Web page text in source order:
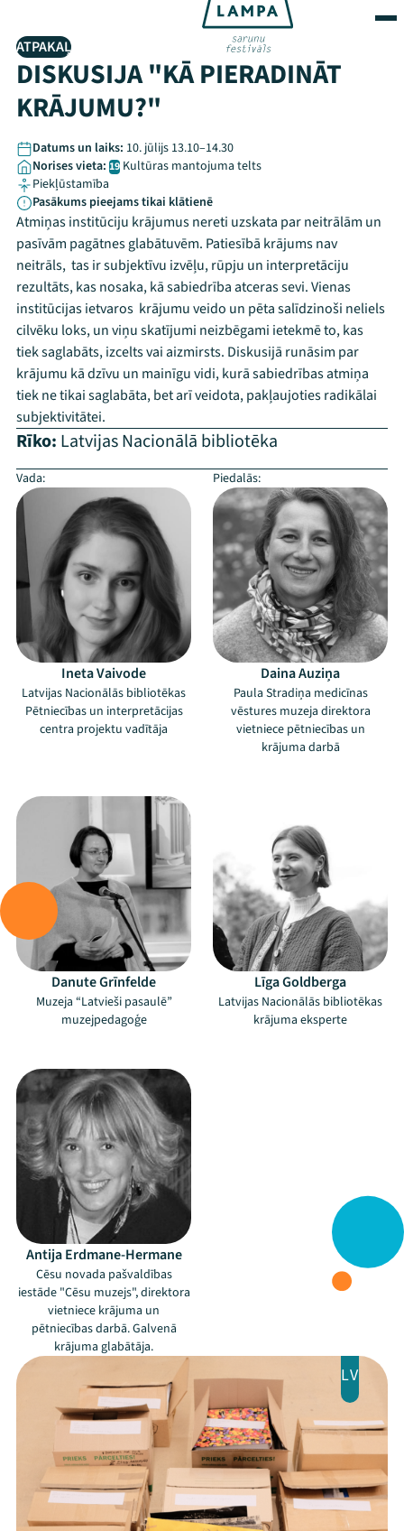
Mana programma
Programma
Arhīvs
Viņi bija LAMPĀ 2026
Jaunumi
Ziedo
ATPAKAĻ
DISKUSIJA "KĀ PIERADINĀT
KRĀJUMU?"
Datums un laiks: 10. jūlijs 13.10–14.30
Norises vieta: 19 Kultūras mantojuma telts
Piekļūstamība
Pasākums pieejams tikai klātienē
Atmiņas institūciju krājumus nereti uzskata par neitrālām un
pasīvām pagātnes glabātuvēm. Patiesībā krājums nav
neitrāls, tas ir subjektīvu izvēļu, rūpju un interpretāciju
rezultāts, kas nosaka, kā sabiedrība atceras sevi. Vienas
institūcijas ietvaros krājumu veido un pēta salīdzinoši neliels
cilvēku loks, un viņu skatījumi neizbēgami ietekmē to, kas
tiek saglabāts, izcelts vai aizmirsts. Diskusijā runāsim par
krājumu kā dzīvu un mainīgu vidi, kurā sabiedrības atmiņa
tiek ne tikai saglabāta, bet arī veidota, pakļaujoties radikālai
subjektivitātei.
Rīko: Latvijas Nacionālā bibliotēka
Vada:
Ineta Vaivode
Latvijas Nacionālās bibliotēkas
Pētniecības un interpretācijas
centra projektu vadītāja
Piedalās:
Daina Auziņa
Paula Stradiņa medicīnas
vēstures muzeja direktora
vietniece pētniecības un
krājuma darbā
Danute Grīnfelde
Muzeja “Latvieši pasaulē”
muzejpedagoģe
Līga Goldberga
Latvijas Nacionālās bibliotēkas
krājuma eksperte
Antija Erdmane-Hermane
Cēsu novada pašvaldības
iestāde "Cēsu muzejs", direktora
vietniece krājuma un
pētniecības darbā. Galvenā
krājuma glabātāja.
LV